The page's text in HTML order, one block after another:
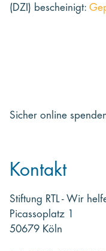
(DZI) bescheinigt:
Sicher online
Kontakt
Stiftung RTL - Wir
Picassoplatz 1
50679 Köln